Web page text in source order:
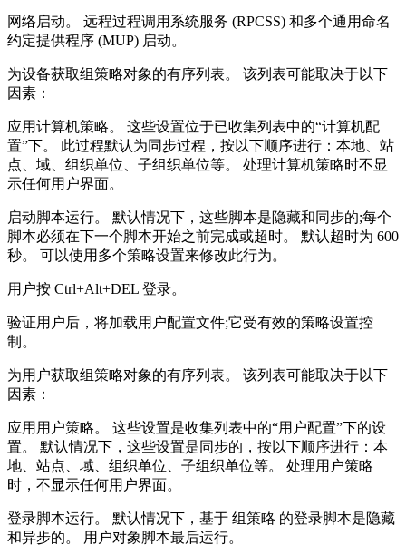
网络启动。 远程过程调用系统服务 (RPCSS) 和多个通用命名
约定提供程序 (MUP) 启动。
为设备获取组策略对象的有序列表。 该列表可能取决于以下
因素：
应用计算机策略。 这些设置位于已收集列表中的“计算机配
置”下。 此过程默认为同步过程，按以下顺序进行：本地、站
点、域、组织单位、子组织单位等。 处理计算机策略时不显
示任何用户界面。
启动脚本运行。 默认情况下，这些脚本是隐藏和同步的;每个
脚本必须在下一个脚本开始之前完成或超时。 默认超时为 600
秒。 可以使用多个策略设置来修改此行为。
用户按 Ctrl+Alt+DEL 登录。
验证用户后，将加载用户配置文件;它受有效的策略设置控
制。
为用户获取组策略对象的有序列表。 该列表可能取决于以下
因素：
应用用户策略。 这些设置是收集列表中的“用户配置”下的设
置。 默认情况下，这些设置是同步的，按以下顺序进行：本
地、站点、域、组织单位、子组织单位等。 处理用户策略
时，不显示任何用户界面。
登录脚本运行。 默认情况下，基于 组策略 的登录脚本是隐藏
和异步的。 用户对象脚本最后运行。